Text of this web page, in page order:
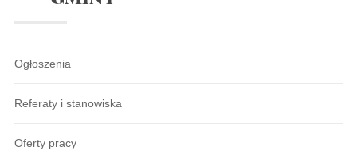
Ogłoszenia
Referaty i stanowiska
Oferty pracy